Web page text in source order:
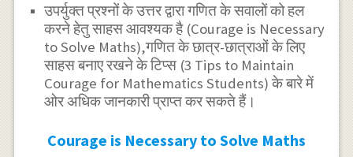
उपर्युक्त प्रश्नों के उत्तर द्वारा गणित के सवालों को हल
करने हेतु साहस आवश्यक है (Courage is Necessary
to Solve Maths),गणित के छात्र-छात्राओं के लिए
साहस बनाए रखने के टिप्स (3 Tips to Maintain
Courage for Mathematics Students) के बारे में
ओर अधिक जानकारी प्राप्त कर सकते हैं।
Courage is Necessary to Solve Maths